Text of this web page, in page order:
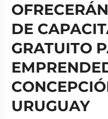
DE
GRATUITO
URUGUAY